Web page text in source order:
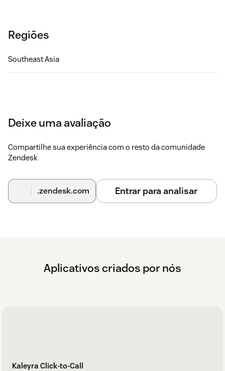
Regiões
Southeast Asia
Deixe uma avaliação
Compartilhe sua experiência com o resto da comunidade
Zendesk
.zendesk.com Entrar para analisar
Aplicativos criados por nós
Kaleyra Click-to-Call